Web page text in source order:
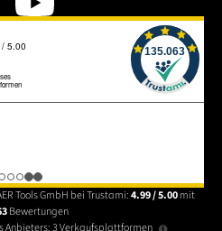
Tools GmbH bei Trustami:4.99 / 5.00mit
Bewertungen
Anbieters: 3 Verkaufsplattformen